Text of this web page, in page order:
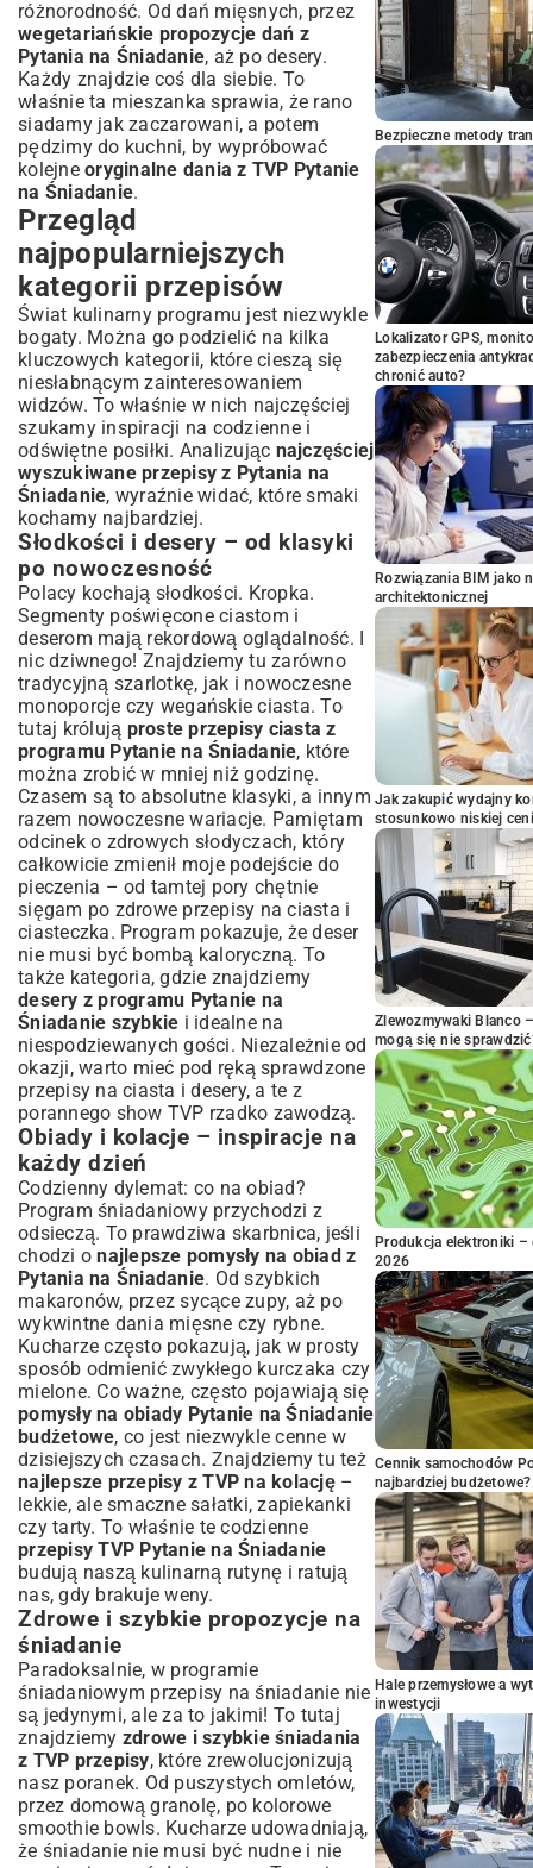
różnorodność. Od dań mięsnych, przez
wegetariańskie propozycje dań z
Pytania na Śniadanie, aż po desery.
Każdy znajdzie coś dla siebie. To
właśnie ta mieszanka sprawia, że rano
siadamy jak zaczarowani, a potem
pędzimy do kuchni, by wypróbować
kolejne oryginalne dania z TVP Pytanie
na Śniadanie.
Przegląd
najpopularniejszych
kategorii przepisów
Świat kulinarny programu jest niezwykle
bogaty. Można go podzielić na kilka
kluczowych kategorii, które cieszą się
niesłabnącym zainteresowaniem
widzów. To właśnie w nich najczęściej
szukamy inspiracji na codzienne i
odświętne posiłki. Analizując najczęściej
wyszukiwane przepisy z Pytania na
Śniadanie, wyraźnie widać, które smaki
kochamy najbardziej.
Słodkości i desery – od klasyki
po nowoczesność
Polacy kochają słodkości. Kropka.
Segmenty poświęcone ciastom i
deserom mają rekordową oglądalność. I
nic dziwnego! Znajdziemy tu zarówno
tradycyjną szarlotkę, jak i nowoczesne
monoporcje czy wegańskie ciasta. To
tutaj królują proste przepisy ciasta z
programu Pytanie na Śniadanie, które
można zrobić w mniej niż godzinę.
Czasem są to absolutne klasyki, a innym
razem nowoczesne wariacje. Pamiętam
odcinek o zdrowych słodyczach, który
całkowicie zmienił moje podejście do
pieczenia – od tamtej pory chętnie
sięgam po zdrowe przepisy na ciasta i
ciasteczka. Program pokazuje, że deser
nie musi być bombą kaloryczną. To
także kategoria, gdzie znajdziemy
desery z programu Pytanie na
Śniadanie szybkie i idealne na
niespodziewanych gości. Niezależnie od
okazji, warto mieć pod ręką sprawdzone
przepisy na ciasta i desery, a te z
porannego show TVP rzadko zawodzą.
Obiady i kolacje – inspiracje na
każdy dzień
Codzienny dylemat: co na obiad?
Program śniadaniowy przychodzi z
odsieczą. To prawdziwa skarbnica, jeśli
chodzi onajlepsze pomysły na obiad z
Pytania na Śniadanie. Od szybkich
makaronów, przez sycące zupy, aż po
wykwintne dania mięsne czy rybne.
Kucharze często pokazują, jak w prosty
sposób odmienić zwykłego kurczaka czy
mielone. Co ważne, często pojawiają się
pomysły na obiady Pytanie na Śniadanie
budżetowe, co jest niezwykle cenne w
dzisiejszych czasach. Znajdziemy tu też
najlepsze przepisy z TVP na kolację–
lekkie, ale smaczne sałatki, zapiekanki
czy tarty. To właśnie te codzienne
przepisy TVP Pytanie na Śniadanie
budują naszą kulinarną rutynę i ratują
nas, gdy brakuje weny.
Zdrowe i szybkie propozycje na
śniadanie
Paradoksalnie, w programie
śniadaniowym przepisy na śniadanie nie
są jedynymi, ale za to jakimi! To tutaj
znajdziemy zdrowe i szybkie śniadania
z TVP przepisy, które zrewolucjonizują
nasz poranek. Od puszystych omletów,
przez domową granolę, po kolorowe
smoothie bowls. Kucharze udowadniają,
że śniadanie nie musi być nudne i nie
Bezpieczne metody
Lokalizator GPS,
zabezpieczenia
chronić auto?
Rozwiązania BIM jako
architektonicznej
Jak zakupić wydajny
stosunkowo niskiej
Zlewozmywaki Blanco
mogą się nie
Produkcja elektroniki –
2026
Cennik samochodów
najbardziej budżetowe?
Hale przemysłowe a
inwestycji